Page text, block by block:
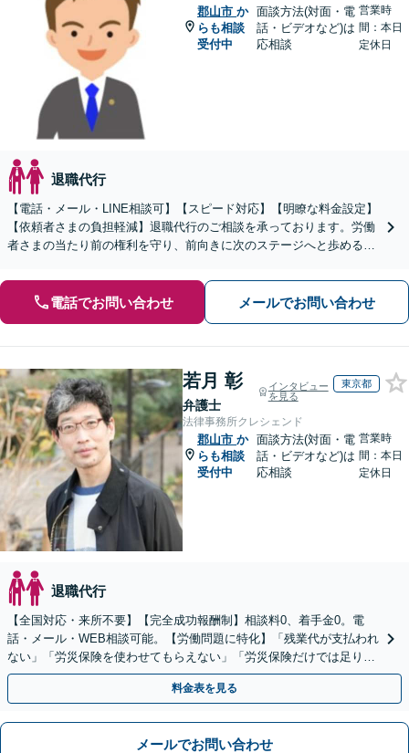
郡山市 か
らも相談
受付中
面談方法(対面・電
話・ビデオなど)は
応相談
営業時
間：本日
定休日
退職代行
【電話・メール・LINE相談可】【スピード対応】【明瞭な料金設定】
【依頼者さまの負担軽減】退職代行のご相談を承っております。労働
者さまの当たり前の権利を守り、前向きに次のステージへと歩めるよ
電話でお問い合わせ メールでお問い合わせ
若月 彰
弁護士
インタビュー
を見る
東京都
法律事務所クレシェンド
郡山市 か
らも相談
受付中
面談方法(対面・電
話・ビデオなど)は
応相談
営業時
間：本日
定休日
退職代行
【全国対応・来所不要】【完全成功報酬制】相談料0、着手金0。電
話・メール・WEB相談可能。【労働問題に特化】「残業代が支払われ
ない」「労災保険を使わせてもらえない」「労災保険だけでは足りな
い。損害賠償請求したい」など労働問題はお任せを。
料金表を見る
メールでお問い合わせ